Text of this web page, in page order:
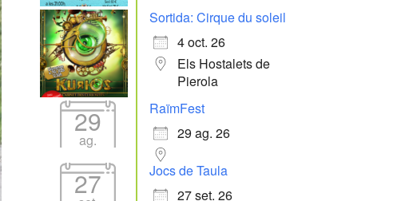
Sortida: Cirque du soleil
4 oct. 26
Els Hostalets de
Pierola
29
ag.
RaïmFest
29 ag. 26
27
Jocs de Taula
27 set. 26